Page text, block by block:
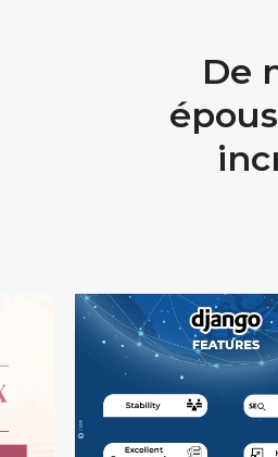
De